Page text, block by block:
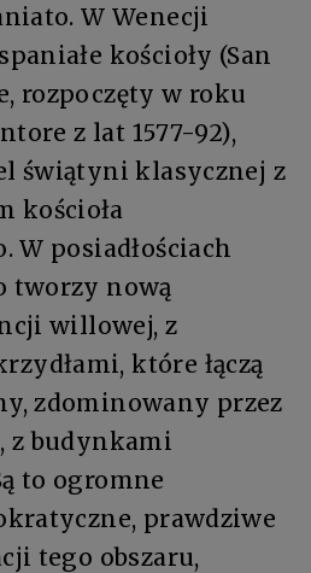
W Wenecji
kościoły (San
rozpoczęty w roku
z lat 1577-92),
świątyni klasycznej z
kościoła
W posiadłościach
tworzy nową
willowej, z
które łączą
zdominowany przez
z budynkami
to ogromne
prawdziwe
tego obszaru,